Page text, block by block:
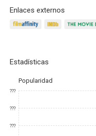
Enlaces externos
Estadísticas
Popularidad
???
???
???